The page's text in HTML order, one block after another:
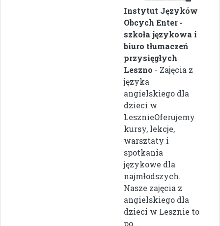
Instytut Języków
Obcych Enter -
szkoła językowa i
biuro tłumaczeń
przysięgłych
Leszno - Zajęcia z
języka
angielskiego dla
dzieci w
LesznieOferujemy
kursy, lekcje,
warsztaty i
spotkania
językowe dla
najmłodszych.
Nasze zajęcia z
angielskiego dla
dzieci w Lesznie to
po...